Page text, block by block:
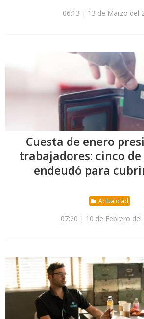
06:13 | 13 de Marzo del
Cuesta de enero
trabajadores: cinco de
endeudó para
Actualidad
07:20 | 10 de Febrero del